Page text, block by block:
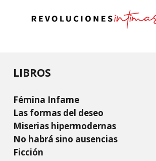
LIBROS
Fémina Infame
Las formas del deseo
Miserias hipermodernas
No habrá sino ausencias
Ficción